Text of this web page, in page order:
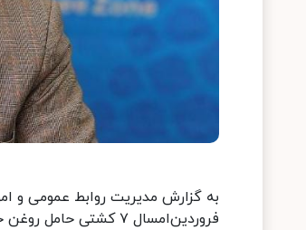
به گزارش مدیریت روابط عمومی و
فروردین‌امسال ۷ کشتی حامل روغن خوراکی خام در اسکله دلفین مجتمع بندری کاسپین پهلوگیری شد.